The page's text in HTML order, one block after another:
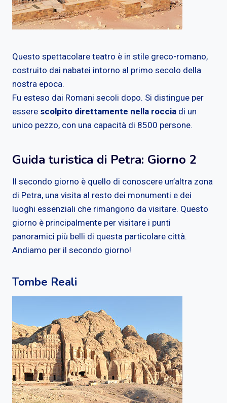
Questo spettacolare teatro è in stile greco-romano,
costruito dai nabatei intorno al primo secolo della
nostra epoca.
Fu esteso dai Romani secoli dopo. Si distingue per
essere scolpito direttamente nella roccia di un
unico pezzo, con una capacità di 8500 persone.
Guida turistica di Petra: Giorno 2
Il secondo giorno è quello di conoscere un’altra zona
di Petra, una visita al resto dei monumenti e dei
luoghi essenziali che rimangono da visitare. Questo
giorno è principalmente per visitare i punti
panoramici più belli di questa particolare città.
Andiamo per il secondo giorno!
Tombe Reali